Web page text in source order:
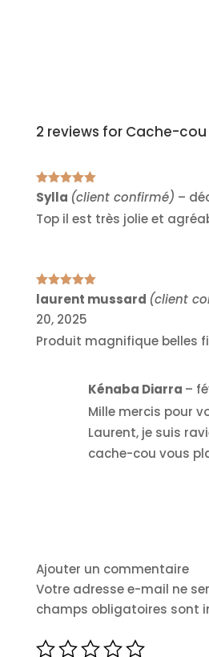
2 reviews for Cache-
Note5 sur
5
Sylla (client confirmé) –
Top il est très jolie et
Note5sur
5laurent mussard (client
20, 2025
Produit magnifique belles
Kénaba Diarra –
Mille mercis pour
Laurent, je suis
cache-cou vous
Ajouter un commentaire
Votre adresse e-mail ne
champs obligatoires sont